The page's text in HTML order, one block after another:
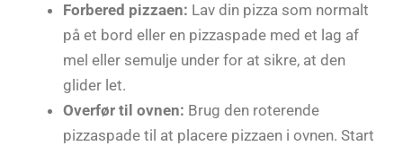
Forbered pizzaen: Lav din pizza som normalt
på et bord eller en pizzaspade med et lag af
mel eller semulje under for at sikre, at den
glider let.
Overfør til ovnen: Brug den roterende
pizzaspade til at placere pizzaen i ovnen. Start